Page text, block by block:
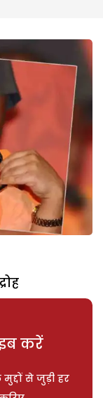
करें
से जुड़ी हर